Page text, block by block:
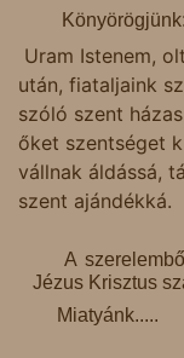
Könyörögjünk:
Uram Istenem,
után, fiataljaink
szóló szent
őket szentséget
vállnak áldássá,
szent ajándékká.
A
Jézus Krisztus
Miatyánk.....